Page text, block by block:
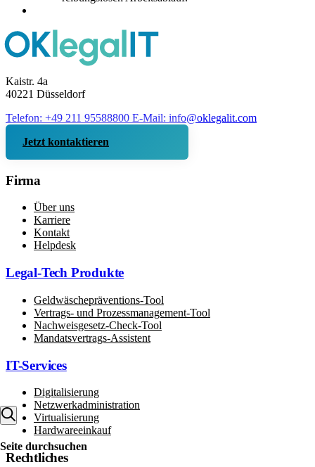
Kaistr. 4a
40221 Düsseldorf
Telefon: +49 211 95588800 E-Mail: info@oklegalit.com
Jetzt kontaktieren
Firma
Über uns
Karriere
Kontakt
Helpdesk
Legal-Tech Produkte
Geldwäschepräventions-Tool
Vertrags- und Prozessmanagement-Tool
Nachweisgesetz-Check-Tool
Mandatsvertrags-Assistent
IT-Services
Digitalisierung
Netzwerkadministration
Virtualisierung
Hardwareeinkauf
Rechtliches
Seite durchsuchen